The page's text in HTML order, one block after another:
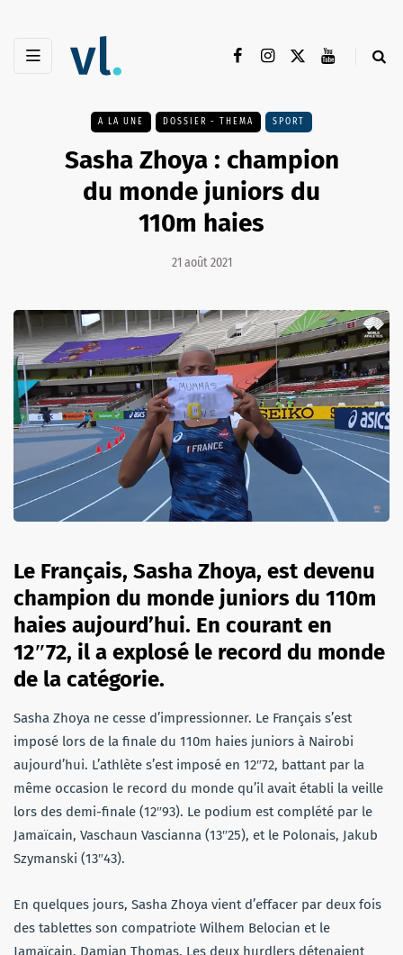
A LA UNE DOSSIER - THEMA SPORT
Sasha Zhoya : champion
du monde juniors du
110m haies
21 août 2021
Le Français, Sasha Zhoya, est devenu
champion du monde juniors du 110m
haies aujourd’hui. En courant en
12″72, il a explosé le record du monde
de la catégorie.
Sasha Zhoya ne cesse d’impressionner. Le Français s’est
imposé lors de la finale du 110m haies juniors à Nairobi
aujourd’hui. L’athlète s’est imposé en 12″72, battant par la
même occasion le record du monde qu’il avait établi la veille
lors des demi-finale (12″93). Le podium est complété par le
Jamaïcain, Vaschaun Vascianna (13″25), et le Polonais, Jakub
Szymanski (13″43).
En quelques jours, Sasha Zhoya vient d’effacer par deux fois
des tablettes son compatriote Wilhem Belocian et le
Jamaïcain, Damian Thomas. Les deux hurdlers détenaient